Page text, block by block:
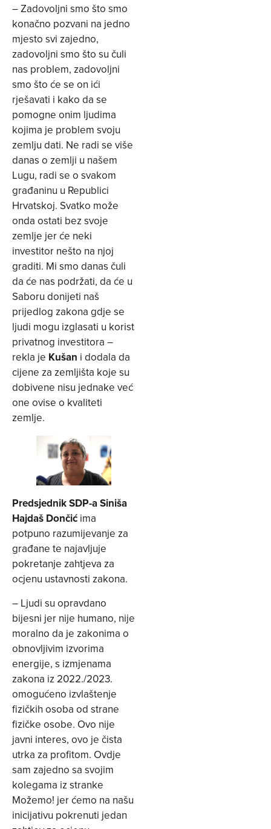
– Zadovoljni smo što smo
konačno pozvani na jedno
mjesto svi zajedno,
zadovoljni smo što su čuli
nas problem, zadovoljni
smo što će se on ići
rješavati i kako da se
pomogne onim ljudima
kojima je problem svoju
zemlju dati. Ne radi se više
danas o zemlji u našem
Lugu, radi se o svakom
građaninu u Republici
Hrvatskoj. Svatko može
onda ostati bez svoje
zemlje jer će neki
investitor nešto na njoj
graditi. Mi smo danas čuli
da će nas podržati, da će u
Saboru donijeti naš
prijedlog zakona gdje se
ljudi mogu izglasati u korist
privatnog investitora –
rekla je Kušan i dodala da
cijene za zemljišta koje su
dobivene nisu jednake već
one ovise o kvaliteti
zemlje.
Predsjednik SDP-a Siniša
Hajdaš Dončić ima
potpuno razumijevanje za
građane te najavljuje
pokretanje zahtjeva za
ocjenu ustavnosti zakona.
– Ljudi su opravdano
bijesni jer nije humano, nije
moralno da je zakonima o
obnovljivim izvorima
energije, s izmjenama
zakona iz 2022./2023.
omogućeno izvlaštenje
fizičkih osoba od strane
fizičke osobe. Ovo nije
javni interes, ovo je čista
utrka za profitom. Ovdje
sam zajedno sa svojim
kolegama iz stranke
Možemo! jer ćemo na našu
inicijativu pokrenuti jedan